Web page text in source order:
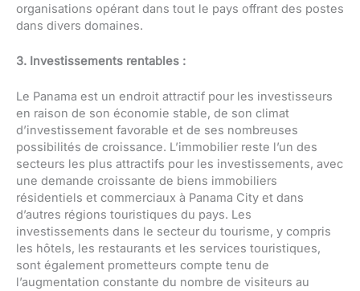
organisations opérant dans tout le pays offrant des postes
dans divers domaines.
3. Investissements rentables :
Le Panama est un endroit attractif pour les investisseurs
en raison de son économie stable, de son climat
d’investissement favorable et de ses nombreuses
possibilités de croissance. L’immobilier reste l’un des
secteurs les plus attractifs pour les investissements, avec
une demande croissante de biens immobiliers
résidentiels et commerciaux à Panama City et dans
d’autres régions touristiques du pays. Les
investissements dans le secteur du tourisme, y compris
les hôtels, les restaurants et les services touristiques,
sont également prometteurs compte tenu de
l’augmentation constante du nombre de visiteurs au